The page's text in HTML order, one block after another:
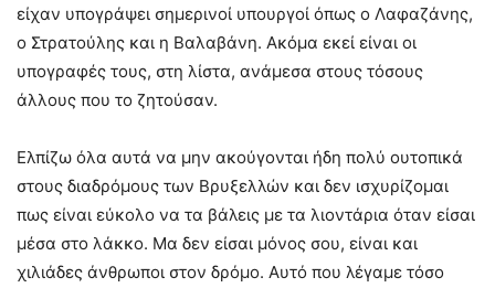
είχαν υπογράψει σημερινοί υπουργοί όπως ο Λαφαζάνης,
ο Στρατούλης και η Βαλαβάνη. Ακόμα εκεί είναι οι
υπογραφές τους, στη λίστα, ανάμεσα στους τόσους
άλλους που το ζητούσαν.
Ελπίζω όλα αυτά να μην ακούγονται ήδη πολύ ουτοπικά
στους διαδρόμους των Βρυξελλών και δεν ισχυρίζομαι
πως είναι εύκολο να τα βάλεις με τα λιοντάρια όταν είσαι
μέσα στο λάκκο. Μα δεν είσαι μόνος σου, είναι και
χιλιάδες άνθρωποι στον δρόμο. Αυτό που λέγαμε τόσο